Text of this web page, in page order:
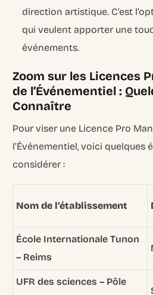
direction artistique. C’est
qui veulent apporter une
événements.
Zoom sur les Licences
de l’Événementiel :
Connaître
Pour viser une Licence Pro
l’Événementiel, voici quelques
considérer :
Nom de l’établissement
École Internationale Tunon
– Reims
UFR des sciences – Pôle